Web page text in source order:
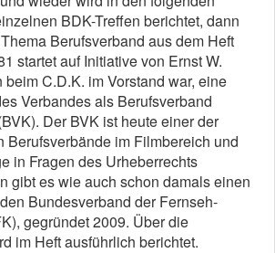
BDK-Treffen berichtet, dann
Berufsverband aus dem Heft
startet auf Initiative von Ernst W.
C.D.K. im Vorstand war, eine
Verbandes als Berufsverband
Der BVK ist heute einer der
Berufsverbände im Filmbereich und
in Fragen des Urheberrechts
gibt es wie auch schon damals einen
Bundesverband der Fernseh-
gegründet 2009. Über die
im Heft ausführlich berichtet.